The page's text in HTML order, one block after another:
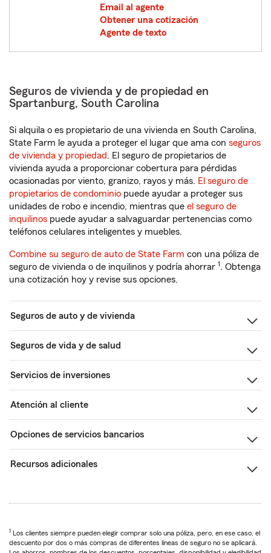
Email al agente
Obtener una cotización
Agente de texto
Seguros de vivienda y de propiedad en
Spartanburg, South Carolina
Si alquila o es propietario de una vivienda en South Carolina,
State Farm le ayuda a proteger el lugar que ama con seguros
de vivienda y propiedad. El seguro de propietarios de
vivienda ayuda a proporcionar cobertura para pérdidas
ocasionadas por viento, granizo, rayos y más. El seguro de
propietarios de condominio puede ayudar a proteger sus
unidades de robo e incendio, mientras que el seguro de
inquilinos puede ayudar a salvaguardar pertenencias como
teléfonos celulares inteligentes y muebles.
Combine su seguro de auto de State Farm con una póliza de
seguro de vivienda o de inquilinos y podría ahorrar 1. Obtenga
una cotización hoy y revise sus opciones.
Seguros de auto y de vivienda
Seguros de vida y de salud
Servicios de inversiones
Atención al cliente
Opciones de servicios bancarios
Recursos adicionales
1 Los clientes siempre pueden elegir comprar solo una póliza, pero, en ese caso, el
descuento por dos o más compras de diferentes líneas de seguro no se aplicará.